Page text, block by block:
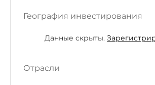
География инвестирования
Данные скрыты.
Отрасли